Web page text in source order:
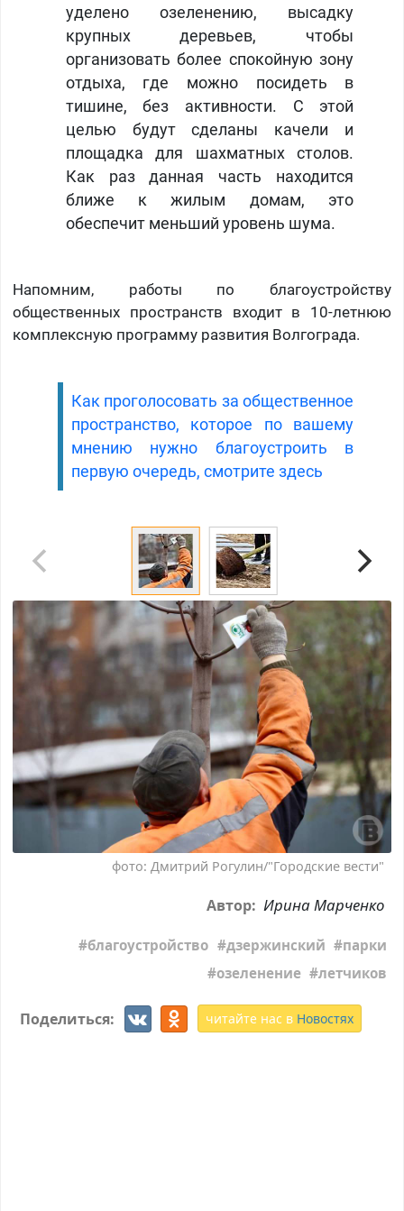
уделено озеленению, высадку
крупных деревьев, чтобы
организовать более спокойную зону
отдыха, где можно посидеть в
тишине, без активности. С этой
целью будут сделаны качели и
площадка для шахматных столов.
Как раз данная часть находится
ближе к жилым домам, это
обеспечит меньший уровень шума.
Напомним, работы по благоустройству
общественных пространств входит в 10-летнюю
комплексную программу развития Волгограда.
Как проголосовать за общественное
пространство, которое по вашему
мнению нужно благоустроить в
первую очередь, смотрите здесь
фото: Дмитрий Рогулин/"Городские вести"
Автор: Ирина Марченко
благоустройство дзержинский
парки
озеленение
летчиков
Поделиться: читайте нас в Новостях